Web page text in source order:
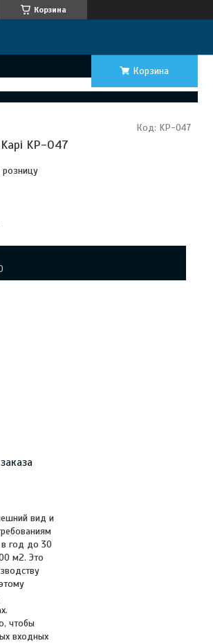
Корзина
Корзина
KP-047
Код: KP-047
вид и
в год до 30
м2. Это
чтобы
входных